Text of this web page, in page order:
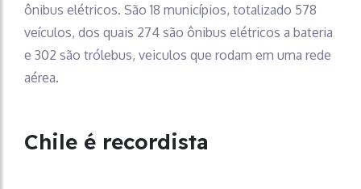
ônibus elétricos. São 18 municípios, totalizado 578
veículos, dos quais 274 são ônibus elétricos a bateria
e 302 são trólebus, veiculos que rodam em uma rede
aérea.
Chile é recordista